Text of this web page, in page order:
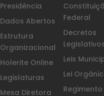
Presidência
Dados Abertos
Estrutura
Organizacional
Holerite Online
Legislaturas
Mesa Diretora
Federal
Decretos
Leis
Lei
Regimento